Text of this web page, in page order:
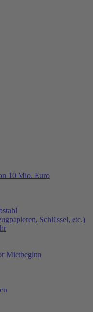
10 Mio. Euro
Schlüssel, etc.)
Mietbeginn